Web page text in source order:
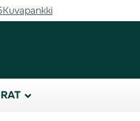
Kuvapankki